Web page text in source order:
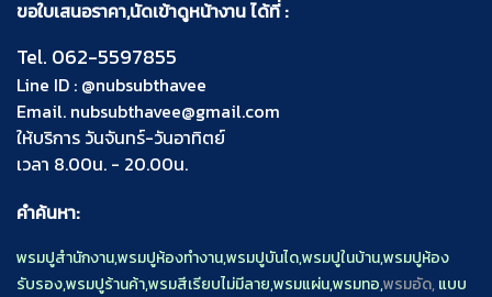
ขอใบเสนอราคา,นัดเข้าดูหน้างาน ได้ที่ :
Tel. 062-5597855
Line ID : @nubsubthavee
Email. nubsubthavee@gmail.com
ให้บริการ วันจันทร์-วันอาทิตย์
เวลา 8.00น. - 20.00น.
คำค้นหา:
พรมปูสำนักงาน,พรมปูห้องทำงาน,พรมปูบันได,พรมปูในบ้าน,พรมปูห้อง
รับรอง,พรมปูร้านค้า,พรมสีเรียบไม่มีลาย,พรมแผ่น,พรมทอ,พรมอัด,แบบ